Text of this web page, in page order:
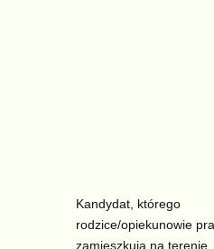
Kandydat, którego
rodzice/opiekunowie
zamieszkują na terenie